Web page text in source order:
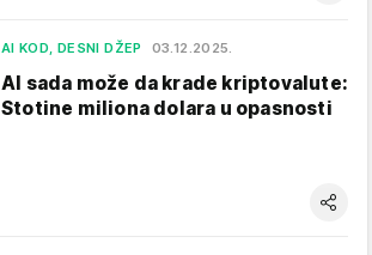
AI KOD, DESNI DŽEP 03.12.2025.
AI sada može da krade kriptovalute:
Stotine miliona dolara u opasnosti